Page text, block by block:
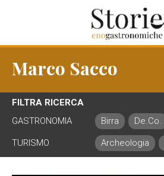
Marco Sacco
FILTRA RICERCA
GASTRONOMIA
Birra De.Co.
TURISMO Archeologia